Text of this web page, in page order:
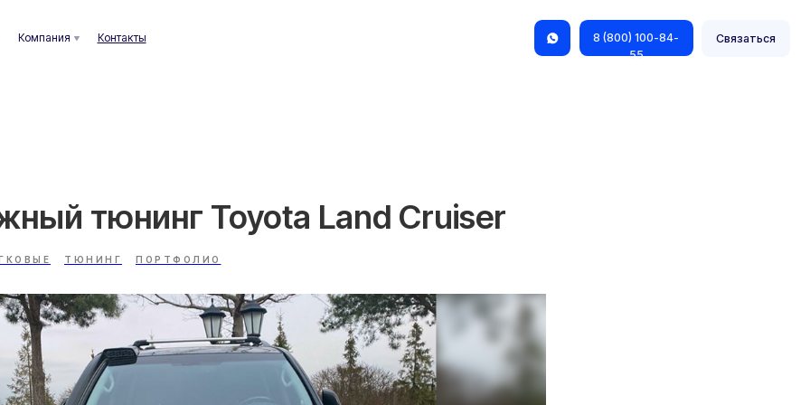
Связаться
8 (800) 100-84-
Контакты
тюнинг Toyota Land Cruiser
ТЮНИНГ ПОРТФОЛИО